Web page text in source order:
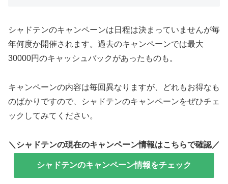
シャドテンのキャンペーンは日程は決まっていませんが毎
年何度か開催されます。過去のキャンペーンでは最大
30000円のキャッシュバックがあったものも。
キャンペーンの内容は毎回異なりますが、どれもお得なも
のばかりですので、シャドテンのキャンペーンをぜひチェ
ックしてみてください。
＼シャドテンの現在のキャンペーン情報はこちらで確認／
シャドテンのキャンペーン情報をチェック